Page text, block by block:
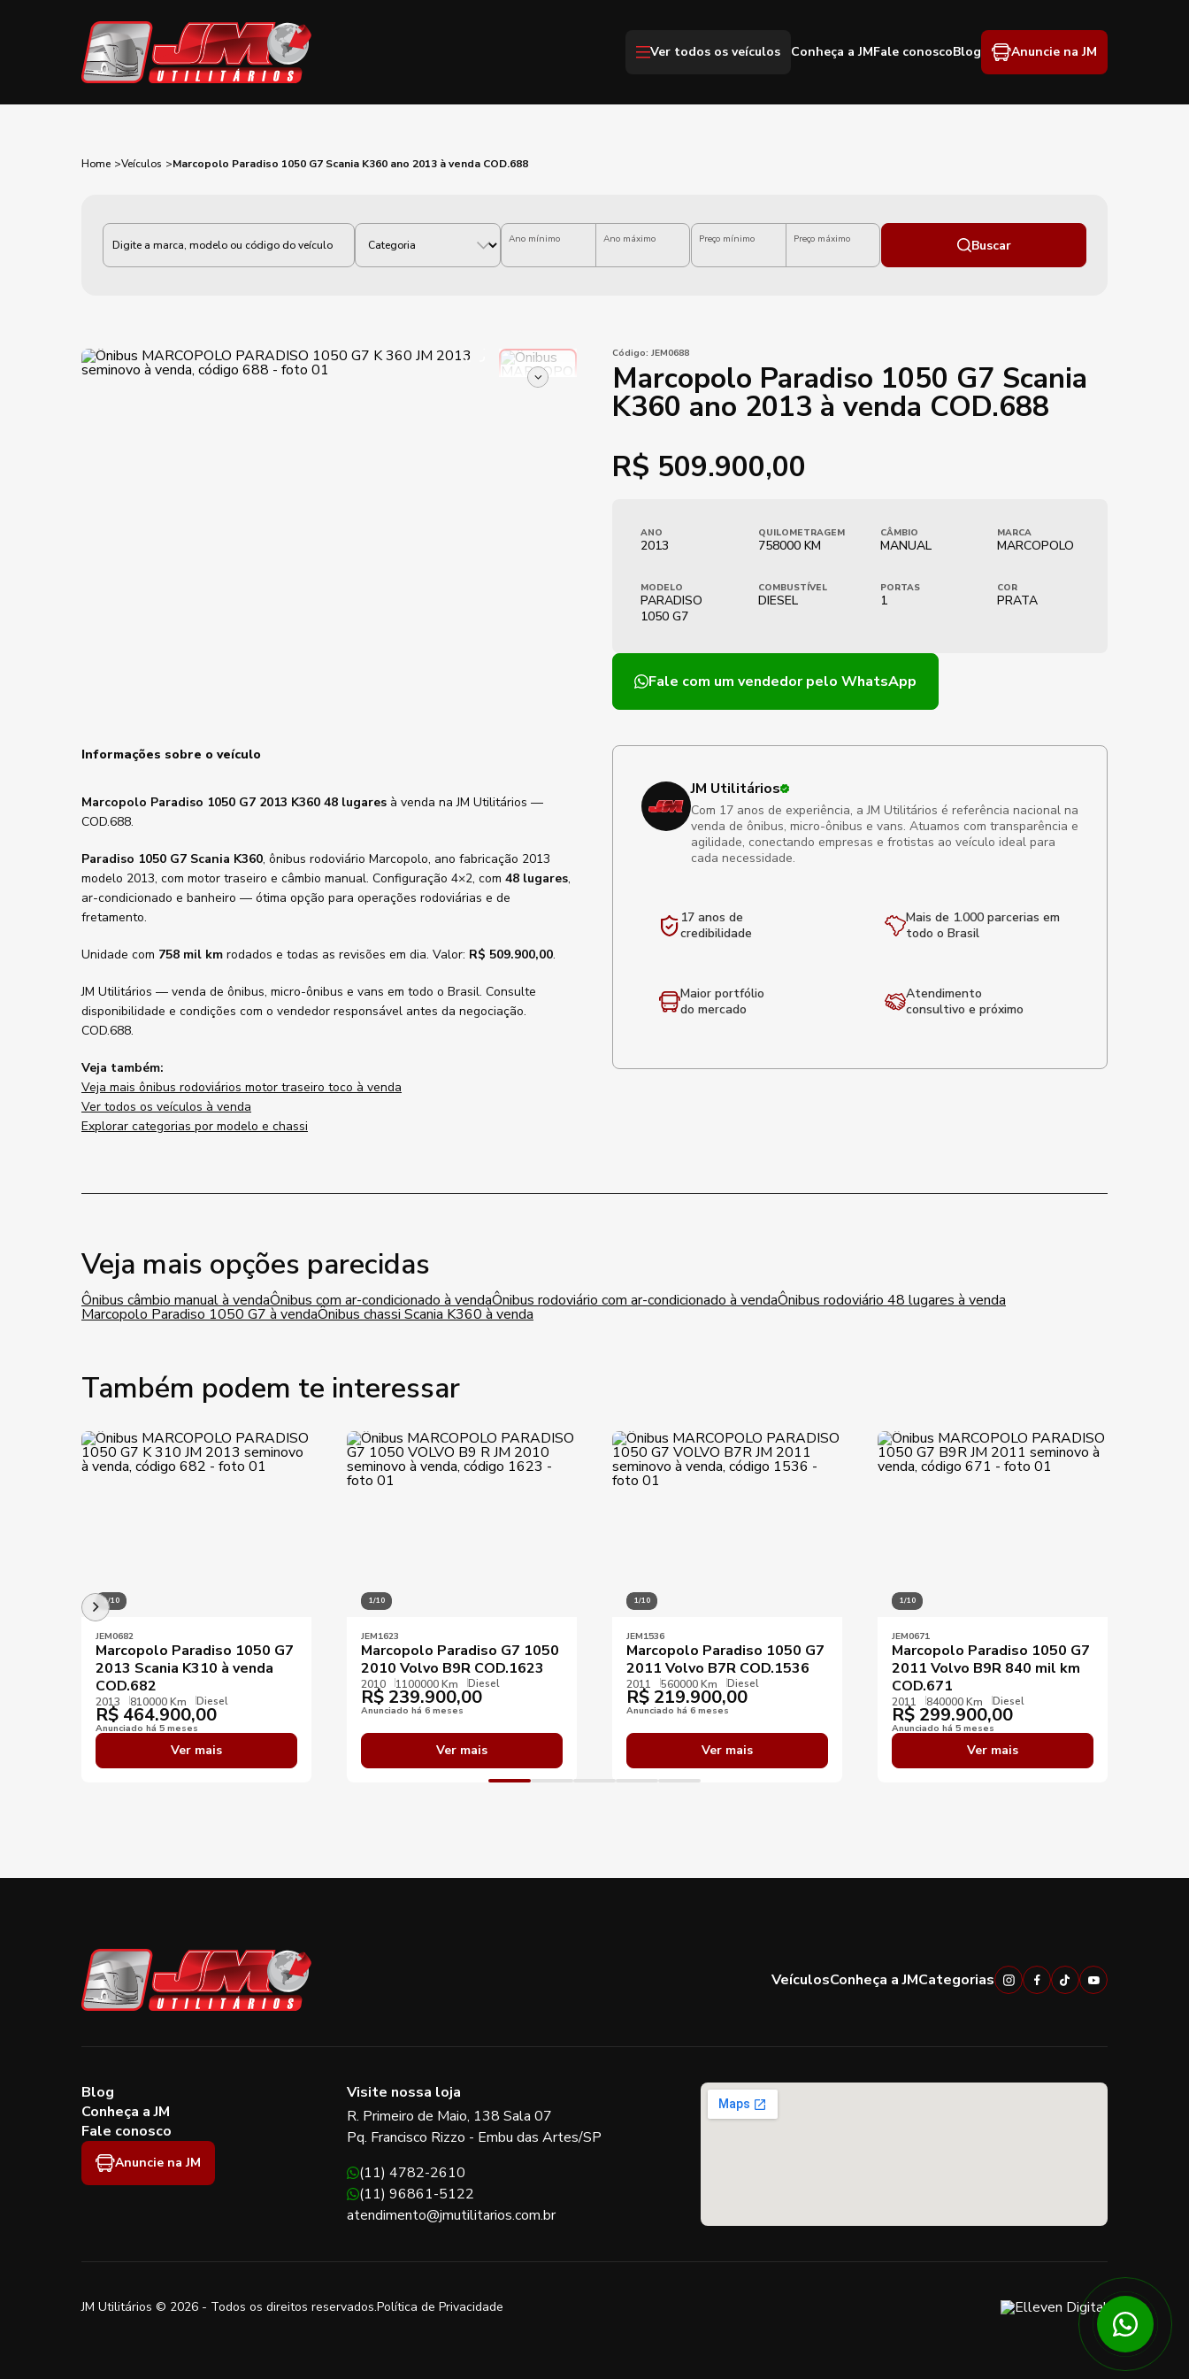
Ver todos os veículos Conheça a JMFale conoscoBlog Anuncie na JM
Home Veículos Marcopolo Paradiso 1050 G7 Scania K360 ano 2013 à venda COD.688
Categoria Ano mínimo Ano máximo Preço mínimo Preço máximo Buscar
Código: JEM0688
Marcopolo Paradiso 1050 G7 Scania
K360 ano 2013 à venda COD.688
R$ 509.900,00
ANO
2013
QUILOMETRAGEM
758000 KM
CÂMBIO
MANUAL
MARCA
MARCOPOLO
MODELO
PARADISO
1050 G7
COMBUSTÍVEL
DIESEL
PORTAS
1
COR
PRATA
Fale com um vendedorpelo WhatsApp
Informações sobre o veículo
Marcopolo Paradiso 1050 G7 2013 K360 48 lugares à venda na JM Utilitários —
COD.688.
Paradiso 1050 G7 Scania K360, ônibus rodoviário Marcopolo, ano fabricação 2013
modelo 2013, com motor traseiro e câmbio manual. Configuração 4×2, com 48 lugares,
ar-condicionado e banheiro — ótima opção para operações rodoviárias e de
fretamento.
Unidade com 758 mil km rodados e todas as revisões em dia. Valor: R$ 509.900,00.
JM Utilitários — venda de ônibus, micro-ônibus e vans em todo o Brasil. Consulte
disponibilidade e condições com o vendedor responsável antes da negociação.
COD.688.
Veja também:
Veja mais ônibus rodoviários motor traseiro toco à venda
Ver todos os veículos à venda
Explorar categorias por modelo e chassi
JM Utilitários
Com 17 anos de experiência, a JM Utilitários é referência nacional na
venda de ônibus, micro-ônibus e vans. Atuamos com transparência e
agilidade, conectando empresas e frotistas ao veículo ideal para
cada necessidade.
17 anos de
credibilidade
Mais de 1.000 parcerias em
todo o Brasil
Maior portfólio
do mercado
Atendimento
consultivo e próximo
Veja mais opções parecidas
Ônibus câmbio manual à vendaÔnibus com ar-condicionado à vendaÔnibus rodoviário com ar-condicionado à vendaÔnibus rodoviário 48 lugares à venda
Marcopolo Paradiso 1050 G7 à vendaÔnibus chassi Scania K360 à venda
Também podem te interessar
1/10
JEM0682
Marcopolo Paradiso 1050 G7
2013 Scania K310 à venda
COD.682
2013 810000 Km Diesel
R$ 464.900,00
Anunciado há 5 meses
Ver mais
1/10
JEM1623
Marcopolo Paradiso G7 1050
2010 Volvo B9R COD.1623
2010 1100000 Km Diesel
R$ 239.900,00
Anunciado há 6 meses
Ver mais
1/10
JEM1536
Marcopolo Paradiso 1050 G7
2011 Volvo B7R COD.1536
2011 560000 Km Diesel
R$ 219.900,00
Anunciado há 6 meses
Ver mais
1/10
JEM0671
Marcopolo Paradiso 1050 G7
2011 Volvo B9R 840 mil km
COD.671
2011 840000 Km Diesel
R$ 299.900,00
Anunciado há 5 meses
Ver mais
VeículosConheça a JMCategorias
Blog
Conheça a JM
Fale conosco
Anuncie na JM
Visite nossa loja
R. Primeiro de Maio, 138 Sala 07
Pq. Francisco Rizzo - Embu das Artes/SP
(11) 4782-2610
(11) 96861-5122
atendimento@jmutilitarios.com.br
JM Utilitários © 2026 - Todos os direitos reservados.Política de Privacidade